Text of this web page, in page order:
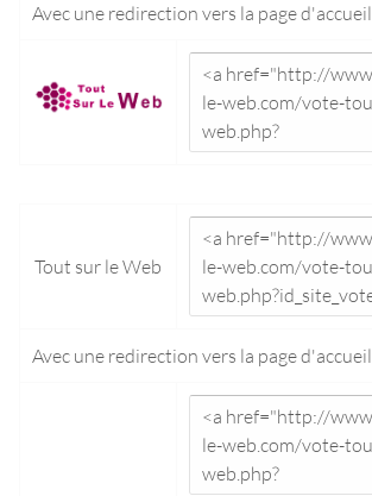
Avec une redirection vers la page d'accueil
Tout sur le Web
Avec une redirection vers la page d'accueil